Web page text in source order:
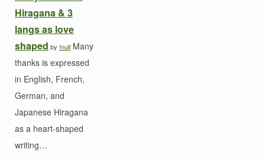
Hiragana & 3
langs as love
shaped by !null Many
thanks is expressed
in English, French,
German, and
Japanese Hiragana
as a heart-shaped
writing…